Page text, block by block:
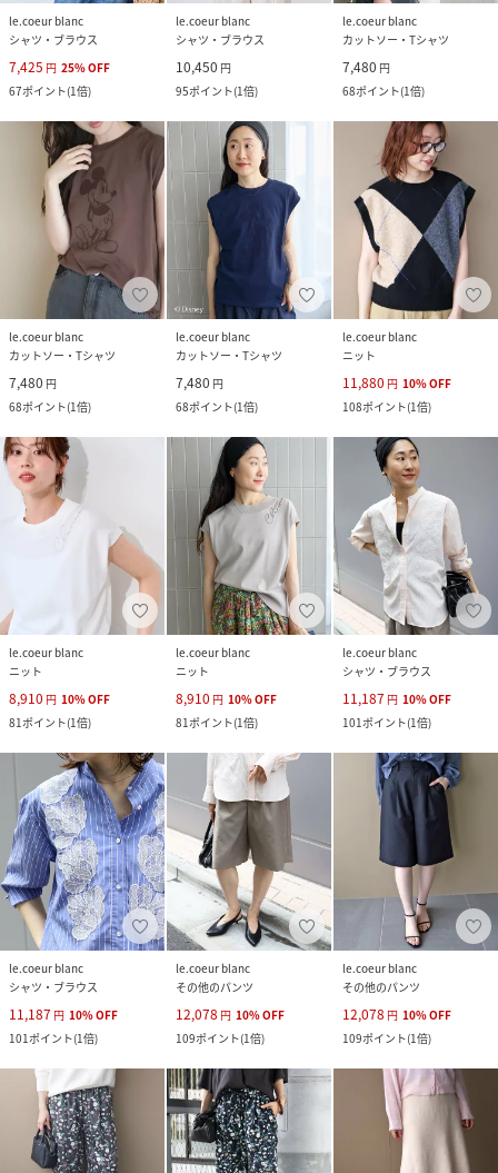
le.coeur blanc
シャツ・ブラウス
7,425 円 25%OFF
67ポイント(1倍)
le.coeur blanc
シャツ・ブラウス
10,450 円
95ポイント(1倍)
le.coeur blanc
カットソー・Tシャツ
7,480 円
68ポイント(1倍)
le.coeur blanc
カットソー・Tシャツ
7,480 円
68ポイント(1倍)
le.coeur blanc
カットソー・Tシャツ
7,480 円
68ポイント(1倍)
le.coeur blanc
ニット
11,880 円 10%OFF
108ポイント(1倍)
le.coeur blanc
ニット
8,910 円 10%OFF
81ポイント(1倍)
le.coeur blanc
ニット
8,910 円 10%OFF
81ポイント(1倍)
le.coeur blanc
シャツ・ブラウス
11,187 円 10%OFF
101ポイント(1倍)
le.coeur blanc
シャツ・ブラウス
11,187 円 10%OFF
101ポイント(1倍)
le.coeur blanc
その他のパンツ
12,078 円 10%OFF
109ポイント(1倍)
le.coeur blanc
その他のパンツ
12,078 円 10%OFF
109ポイント(1倍)